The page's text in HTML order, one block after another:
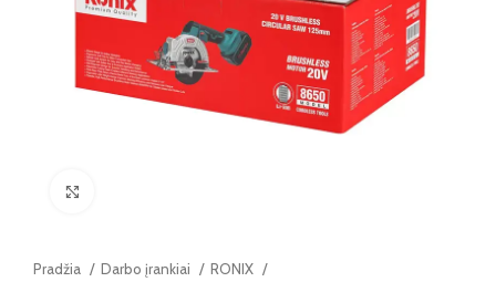
Pradžia Darbo įrankiai
RONIX